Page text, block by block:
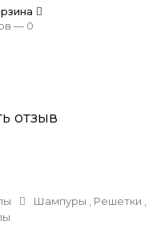
— 0
отзыв
Шампуры , Решетки ,